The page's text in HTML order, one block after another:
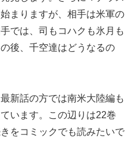
まりますが、相手は米軍の
では、司もコハクも氷月も
後、千空達はどうなるの
新話の方では南米大陸編も
います。この辺りは22巻
をコミックでも読みたいで